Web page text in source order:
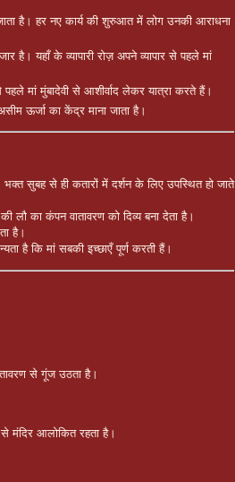
है। हर नए कार्य की शुरुआत में लोग उनकी आराधना
है। यहाँ के व्यापारी रोज़ अपने व्यापार से पहले मां
मां मुंबादेवी से आशीर्वाद लेकर यात्रा करते हैं।
ऊर्जा का केंद्र माना जाता है।
सुबह से ही कतारों में दर्शन के लिए उपस्थित हो जाते
का कंपन वातावरण को दिव्य बना देता है।
है।
है कि मां सबकी इच्छाएँ पूर्ण करती हैं।
से गूंज उठता है।
से मंदिर आलोकित रहता है।